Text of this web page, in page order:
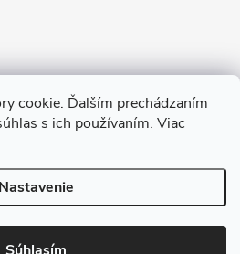
cookie. Ďalším prechádzaním
s ich používaním. Viac
Nastavenie
. Všetky práva vyhradené.